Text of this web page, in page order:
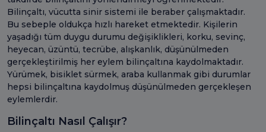
Bilinçaltı, vücutta sinir sistemi ile beraber çalışmaktadır.
Bu sebeple oldukça hızlı hareket etmektedir. Kişilerin
yaşadığı tüm duygu durumu değişiklikleri, korku, sevinç,
heyecan, üzüntü, tecrübe, alışkanlık, düşünülmeden
gerçekleştirilmiş her eylem bilinçaltına kaydolmaktadır.
Yürümek, bisiklet sürmek, araba kullanmak gibi durumlar
hepsi bilinçaltına kaydolmuş düşünülmeden gerçekleşen
eylemlerdir.
Bilinçaltı Nasıl Çalışır?